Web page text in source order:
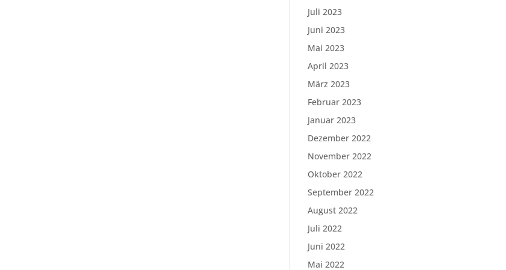
Juli 2023
Juni 2023
Mai 2023
April 2023
März 2023
Februar 2023
Januar 2023
Dezember 2022
November 2022
Oktober 2022
September 2022
August 2022
Juli 2022
Juni 2022
Mai 2022